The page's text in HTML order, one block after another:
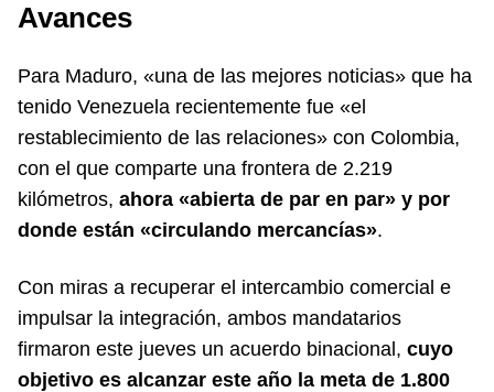
Avances
Para Maduro, «una de las mejores noticias» que ha
tenido Venezuela recientemente fue «el
restablecimiento de las relaciones» con Colombia,
con el que comparte una frontera de 2.219
kilómetros, ahora «abierta de par en par» y por
donde están «circulando mercancías».
Con miras a recuperar el intercambio comercial e
impulsar la integración, ambos mandatarios
firmaron este jueves un acuerdo binacional, cuyo
objetivo es alcanzar este año la meta de 1.800